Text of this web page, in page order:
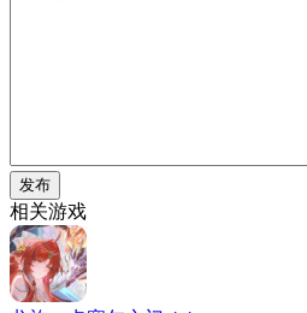
发布
相关游戏